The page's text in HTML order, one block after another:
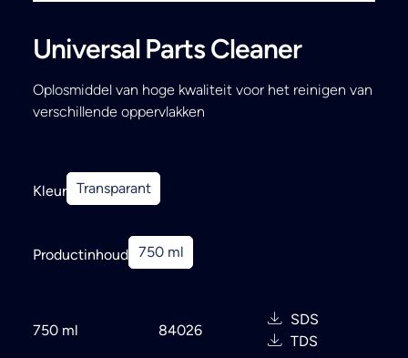
Universal Parts Cleaner
Oplosmiddel van hoge kwaliteit voor het reinigen van
verschillende oppervlakken
Kleur Transparant
Productinhoud 750 ml
750 ml 84026
SDS
TDS